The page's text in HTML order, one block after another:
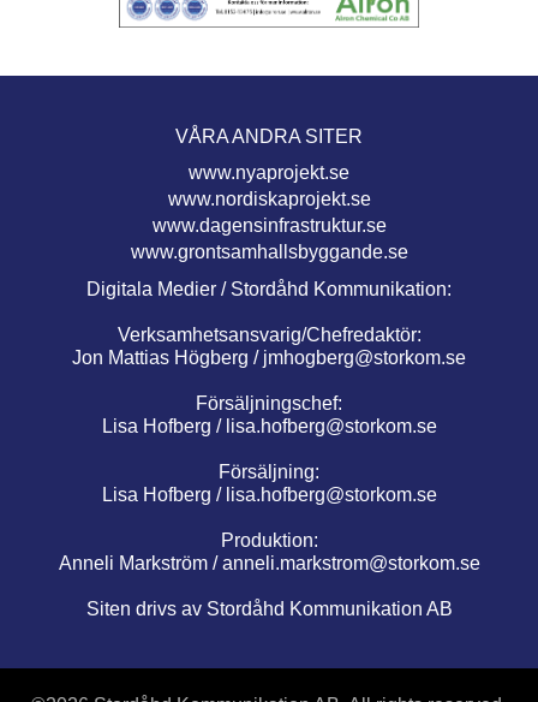
VÅRA ANDRA SITER
www.nyaprojekt.se
www.nordiskaprojekt.se
www.dagensinfrastruktur.se
www.grontsamhallsbyggande.se
Digitala Medier / Stordåhd Kommunikation:
Verksamhetsansvarig/Chefredaktör:
Jon Mattias Högberg / jmhogberg@storkom.se
Försäljningschef:
Lisa Hofberg / lisa.hofberg@storkom.se
Försäljning:
Lisa Hofberg / lisa.hofberg@storkom.se
Produktion:
Anneli Markström /anneli.markstrom@storkom.se
Siten drivs av Stordåhd Kommunikation AB